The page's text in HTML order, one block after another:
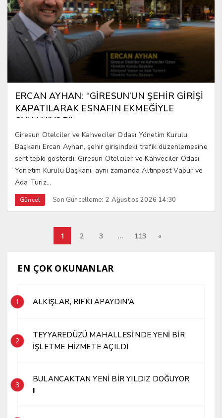
ERCAN AYHAN: “GİRESUN’UN ŞEHİR GİRİŞİ
KAPATILARAK ESNAFIN EKMEĞİYLE
OYNANIYOR”
Giresun Otelciler ve Kahveciler Odası Yönetim Kurulu
Başkanı Ercan Ayhan, şehir girişindeki trafik düzenlemesine
sert tepki gösterdi: Giresun Otelciler ve Kahveciler Odası
Yönetim Kurulu Başkanı, aynı zamanda Altınpost Vapur ve
Ada Turiz...
Güncel Son Güncelleme: 2 Ağustos 2026 14:30
1 2 3 … 113 «
EN ÇOK OKUNANLAR
1 ALKIŞLAR, RIFKI APAYDIN’A
2
TEYYAREDÜZÜ MAHALLESİ’NDE YENİ BİR
İŞLETME HİZMETE AÇILDI
3
BULANCAKTAN YENİ BİR YILDIZ DOĞUYOR
!!